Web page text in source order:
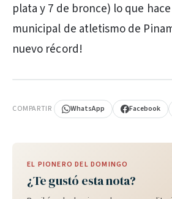
plata y 7 de bronce) lo que
municipal de atletismo de
nuevo récord!
COMPARTIR WhatsApp Facebook
EL PIONERO DEL DOMINGO
¿Te gustó esta nota?